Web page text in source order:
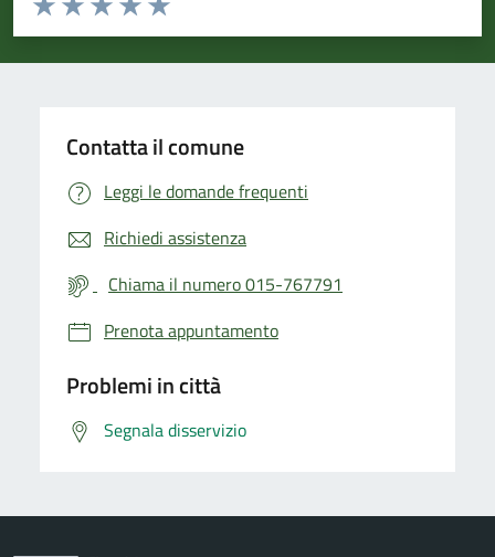
Valuta 5 stelle su 5
Valuta 4 stelle su 5
Valuta 3 stelle su 5
Valuta 2 stelle su 5
Valuta 1 stelle su 5
Contatta il comune
Leggi le domande frequenti
Richiedi assistenza
Chiama il numero 015-767791
Prenota appuntamento
Problemi in città
Segnala disservizio